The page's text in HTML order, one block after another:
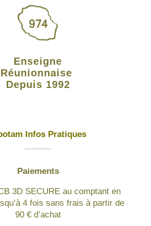
Enseigne
Réunionnaise
Depuis 1992
Infos Pratiques
Paiements
3D SECURE au comptant en
4 fois sans frais à partir de
90 € d’achat